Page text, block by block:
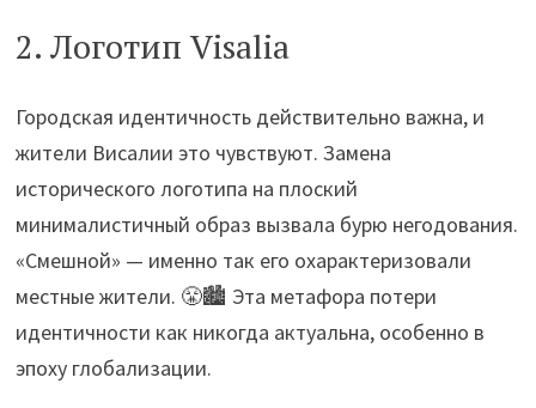
2. Логотип Visalia
Городская идентичность действительно важна, и
жители Висалии это чувствуют. Замена
исторического логотипа на плоский
минималистичный образ вызвала бурю негодования.
«Смешной» — именно так его охарактеризовали
местные жители. 😤🏙️ Эта метафора потери
идентичности как никогда актуальна, особенно в
эпоху глобализации.